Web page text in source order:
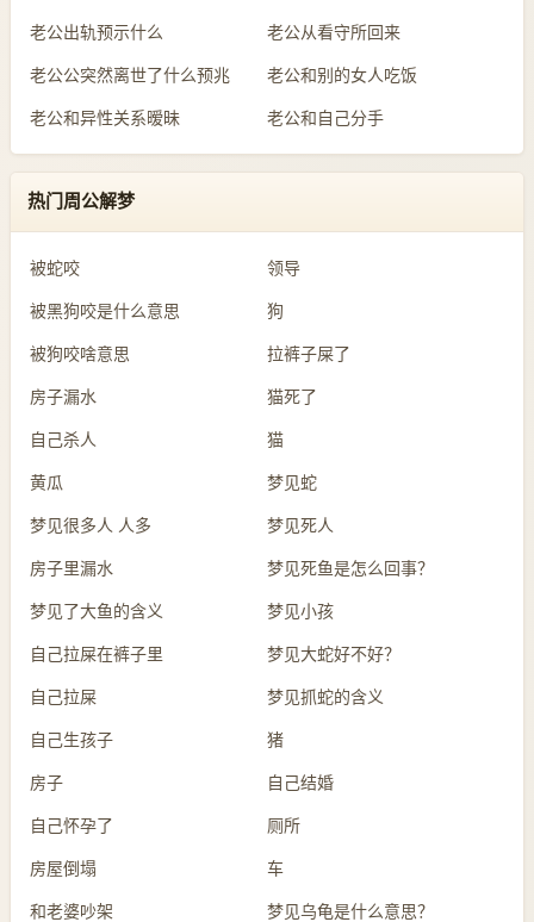
老公出轨预示什么 老公从看守所回来
老公公突然离世了什么预兆 老公和别的女人吃饭
老公和异性关系暧昧 老公和自己分手
热门周公解梦
被蛇咬 领导
被黑狗咬是什么意思 狗
被狗咬啥意思 拉裤子屎了
房子漏水 猫死了
自己杀人 猫
黄瓜 梦见蛇
梦见很多人 人多 梦见死人
房子里漏水 梦见死鱼是怎么回事？
梦见了大鱼的含义 梦见小孩
自己拉屎在裤子里 梦见大蛇好不好？
自己拉屎 梦见抓蛇的含义
自己生孩子 猪
房子 自己结婚
自己怀孕了 厕所
房屋倒塌 车
和老婆吵架 梦见乌龟是什么意思？